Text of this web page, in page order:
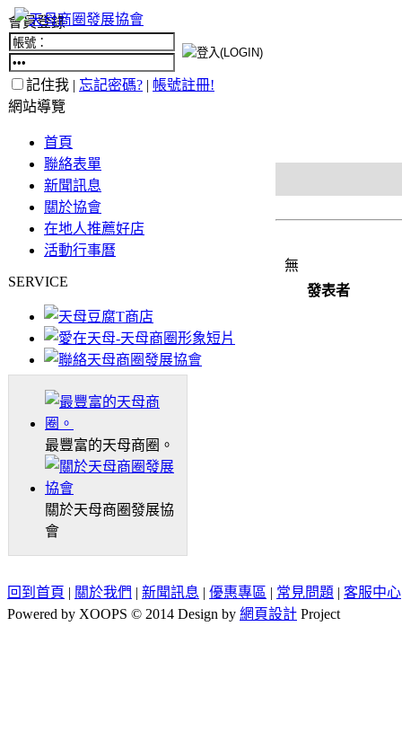
會員登錄
記住我 | 忘記密碼? | 帳號註冊!
網站導覽
首頁
聯絡表單
新聞訊息
關於協會
在地人推薦好店
活動行事曆
SERVICE
最豐富的天母商圈。
關於天母商圈發展協
會
無
發表者
回到首頁 | 關於我們 | 新聞訊息 | 優惠專區 | 常見問題 | 客服中心
Powered by XOOPS © 2014 Design by 網頁設計 Project